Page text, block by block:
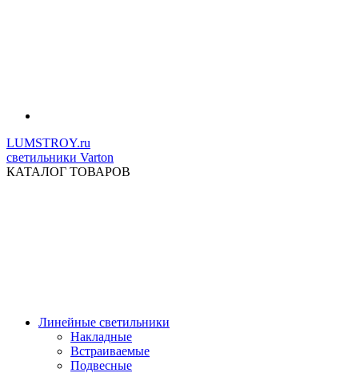
LUMSTROY.ru
светильники Varton
КАТАЛОГ ТОВАРОВ
Линейные светильники
Накладные
Встраиваемые
Подвесные